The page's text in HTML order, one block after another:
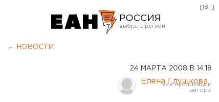
РОССИЯ
Курган
Оренбург
[18+]
← НОВОСТИ
24 МАРТА 2008 В 14:18
Елена Глушкова